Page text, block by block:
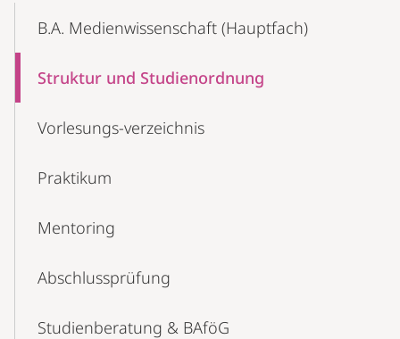
NavigationB.A. Medienwissenschaft (Hauptfach)
Struktur und Studienordnung
Vorlesungs-verzeichnis
Praktikum
Mentoring
Abschluss­prüfung
Studienberatung & BAföG